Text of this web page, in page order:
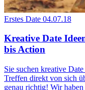
Erstes Date 04.07.18
Kreative Date
bis Action
Sie suchen kreative
Treffen direkt von sich
genau richtig! Wir